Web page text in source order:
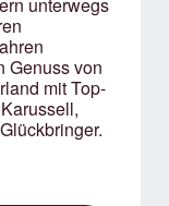
Genuss von
mit Top-